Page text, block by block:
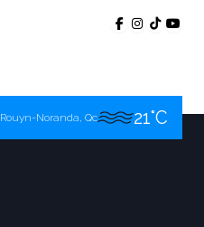
Rouyn-Noranda, Qc 21°C